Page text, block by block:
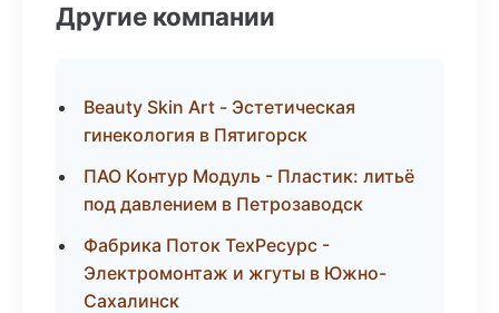
Другие компании
Beauty Skin Art - Эстетическая
гинекология в Пятигорск
ПАО Контур Модуль - Пластик: литьё
под давлением в Петрозаводск
Фабрика Поток ТехРесурс -
Электромонтаж и жгуты в Южно-
Сахалинск